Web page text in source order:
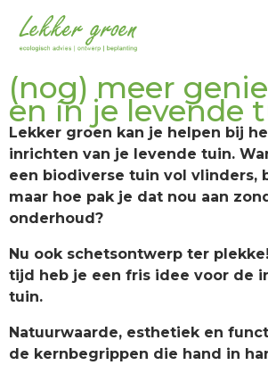
(nog) meer
en ín je levende
Lekker groen kan je helpen bij
inrichten van je levende tuin.
een biodiverse tuin vol vlinders,
maar hoe pak je dat nou aan
onderhoud?
Nu ook schetsontwerp ter
tijd heb je een fris idee voor de
tuin.
Natuurwaarde, esthetiek en
de kernbegrippen die hand in